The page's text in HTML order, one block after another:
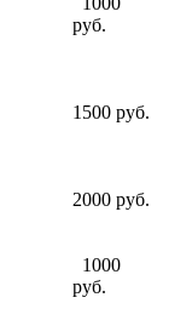
руб.
1500 руб.
2000 руб.
1000
руб.